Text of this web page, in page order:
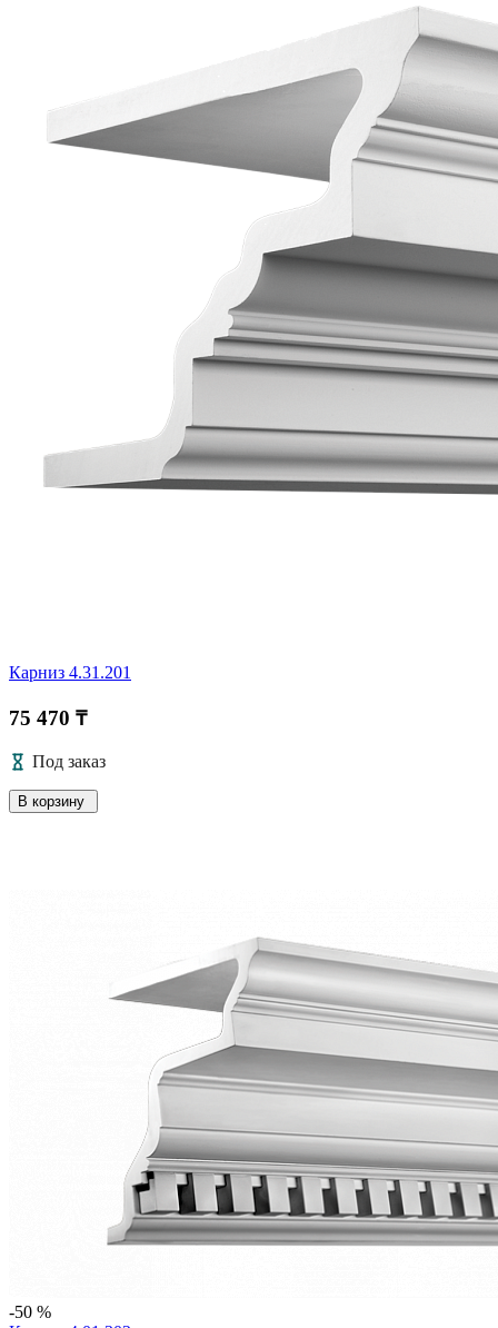
Карниз 4.31.201
75 470 ₸
Под заказ
В корзину
-50 %